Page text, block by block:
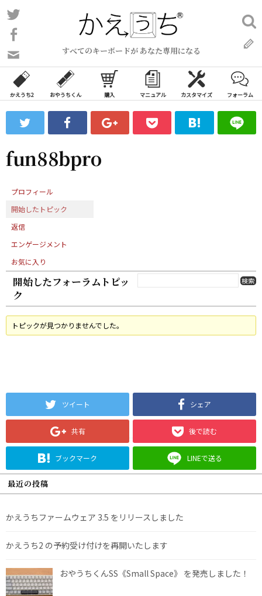
コ
ン
ン
ツ
ス
ッ
プ
すべてのキーボードが あなた専用になる
い
合
わ
フ
ォ
ム
検
索:
かえうち2 おやうちくん 購入 マニュアル カスタマイズ フォーラム
fun88bpro
プロフィール
開始したトピック
返信
エンゲージメント
お気に入り
開始したフォーラムトピッ
ク
トピックが見つかりませんでした。
ツイート シェア
共有 後で読む
ブックマーク LINEで送る
最近の投稿
かえうちファームウェア 3.5 をリリースしました
かえうち2 の予約受け付けを再開いたします
おやうちくんSS《Small Space》 を発売しました！